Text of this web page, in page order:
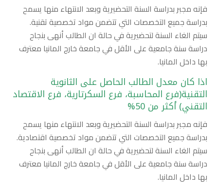
فإنه مجبر بدراسة السنة التحضيرية وبعد الانتهاء منها يسمح
بدراسة جميع التخصصات التي تتضمن مواد تخصصية تقنية.
سيتم الغاء السنة لتحضيرية في حالة ان الطالب أنهى بنجاح
دراسة سنة جامعية على الأقل في جامعة خارج المانيا معترف
بها داخل المانيا.
اذا كان معدل الطالب الحاصل على الثانوية
التقنية(فرع المحاسبة، فرع السكرتارية، فرع الاقتصاد
التقني) أكثر من 50%
فإنه مجبر بدراسة السنة التحضيرية وبعد الانتهاء منها يسمح
بدراسة جميع التخصصات التي تتضمن مواد تخصصية اقتصادية.
سيتم الغاء السنة لتحضيرية في حالة ان الطالب أنهى بنجاح
دراسة سنة جامعية على الأقل في جامعة خارج المانيا معترف
بها داخل المانيا.